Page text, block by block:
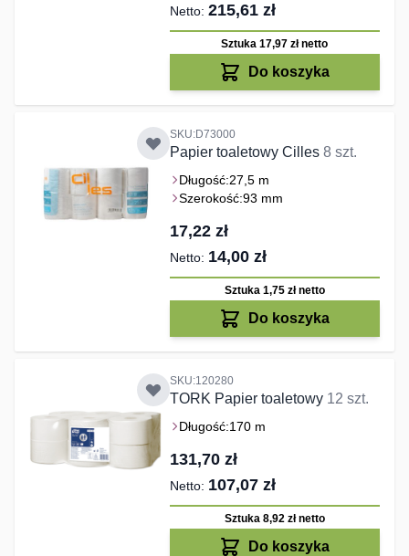
215,61 zł
Sztuka 17,97 złnetto
Do koszyka
SKU:D73000
Papier toaletowy Cilles 8 szt.
Długość:27,5 m
Szerokość:93 mm
17,22 zł
14,00 zł
Sztuka 1,75 złnetto
Do koszyka
SKU:120280
TORK Papier toaletowy 12 szt.
Długość:170 m
131,70 zł
107,07 zł
Sztuka 8,92 złnetto
Do koszyka